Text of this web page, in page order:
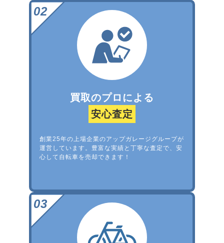
買取のプロによる
安心査定
創業25年の上場企業のアップガレージグループが
運営しています。豊富な実績と丁寧な査定で、安
心して自転車を売却できます！